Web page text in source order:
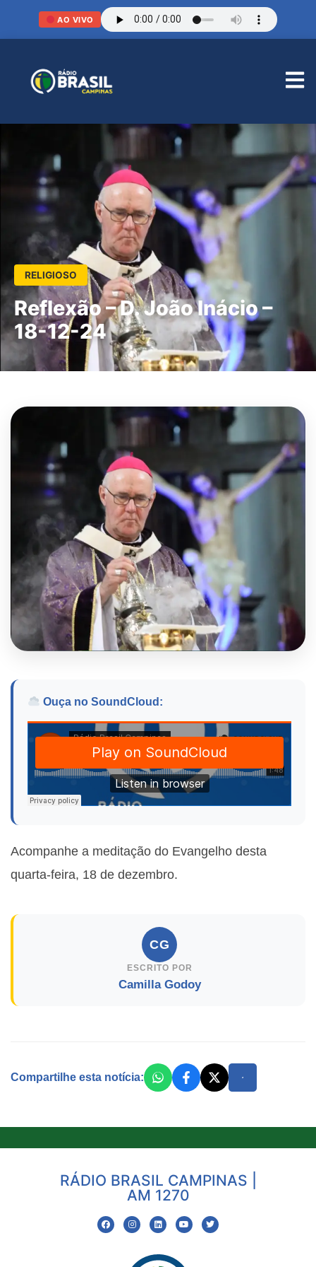
AO VIVO
RELIGIOSO
Reflexão – D. João Inácio –
18-12-24
Ouça no SoundCloud:
Acompanhe a meditação do Evangelho desta
quarta-feira, 18 de dezembro.
CG
ESCRITO POR
Camilla Godoy
Compartilhe esta notícia:
RÁDIO BRASIL CAMPINAS |
AM 1270